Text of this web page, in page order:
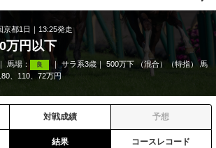
京都1日 13:25発走
万円以下
馬場： 良 サラ系3歳
500万下 （混合）（特指） 馬
、110、72万円
対戦成績 予想
結果 コースレコード